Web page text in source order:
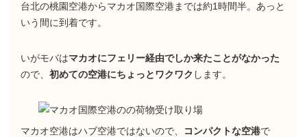
台北の桃園空港からマカオ国際空港までは約1時間半。あっと
いう間に到着です。
いがモバはマカオにフェリー経由でしか来たことがなかった
ので、 初めての空港にちょっとワクワク します。
マカオ空港はハブ空港ではないので、 コンパクトな空港で